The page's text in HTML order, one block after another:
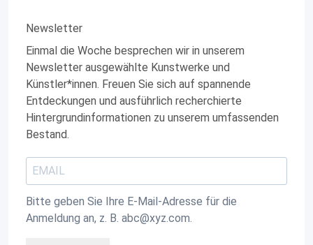
Newsletter
Einmal die Woche besprechen wir in unserem
Newsletter ausgewählte Kunstwerke und
Künstler*innen. Freuen Sie sich auf spannende
Entdeckungen und ausführlich recherchierte
Hintergrundinformationen zu unserem umfassenden
Bestand.
Bitte geben Sie Ihre E-Mail-Adresse für die
Anmeldung an, z. B. abc@xyz.com.